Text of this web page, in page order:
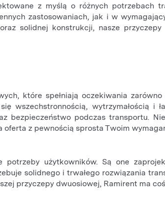
z myślą o różnych potrzebach
zastosowaniach, jak i w
solidnej konstrukcji, nasze
które spełniają oczekiwania
wszechstronnością, wytrzymałością i
bezpieczeństwo podczas transportu.
z pewnością sprosta Twoim
użytkowników. Są one
solidnego i trwałego rozwiązania
przyczepy dwuosiowej, Ramirent ma